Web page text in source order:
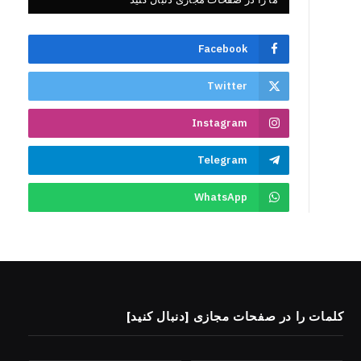
Facebook
Twitter
Instagram
Telegram
WhatsApp
کلمات را در صفحات مجازی [دنبال کنید]